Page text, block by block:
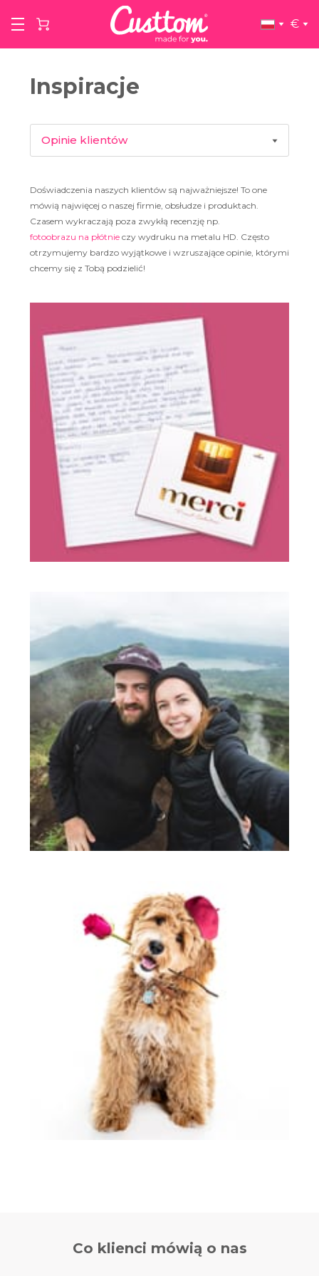
€
Inspiracje
Opinie klientów
Artyści
Wywiady
Porady i wskazówki
Objaśnienia produktów
Opinie klientów
Doświadczenia naszych klientów są najważniejsze! To one
mówią najwięcej o naszej firmie, obsłudze i produktach.
Czasem wykraczają poza zwykłą recenzję np.
fotoobrazu na płótnie czy wydruku na metalu HD. Często
otrzymujemy bardzo wyjątkowe i wzruszające opinie, którymi
chcemy się z Tobą podzielić!
Co klienci mówią o nas